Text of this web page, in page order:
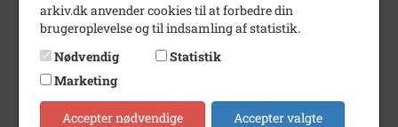
Dissing, Lars Thomsen (2) og
Anders Sundstrup.
Årstal
1988
arkiv.dk anvender cookies til at forbedre din
brugeroplevelse og til indsamling af statistik.
Nødvendig
Statistik
Marketing
Accepter nødvendige Accepter valgte